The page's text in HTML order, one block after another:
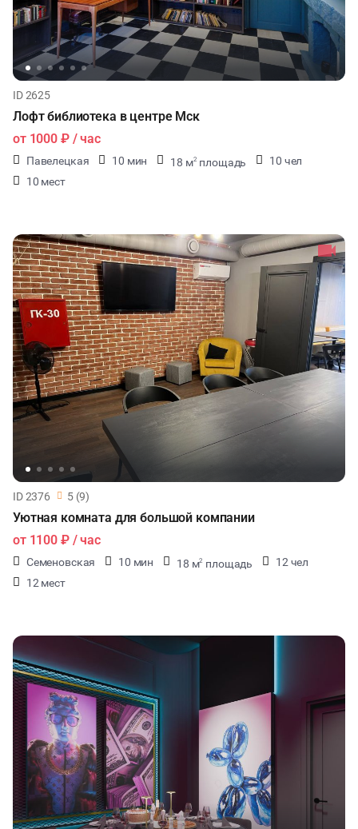
ID 2625
Лофт библиотека в центре Мск
от 1000 ₽/ час
Павелецкая 10 мин 18 м2 площадь
10 чел
10 мест
ID 2376 5 (9)
Уютная комната для большой компании
от 1100 ₽/ час
Семеновская 10 мин 18 м2 площадь
12 чел
12 мест